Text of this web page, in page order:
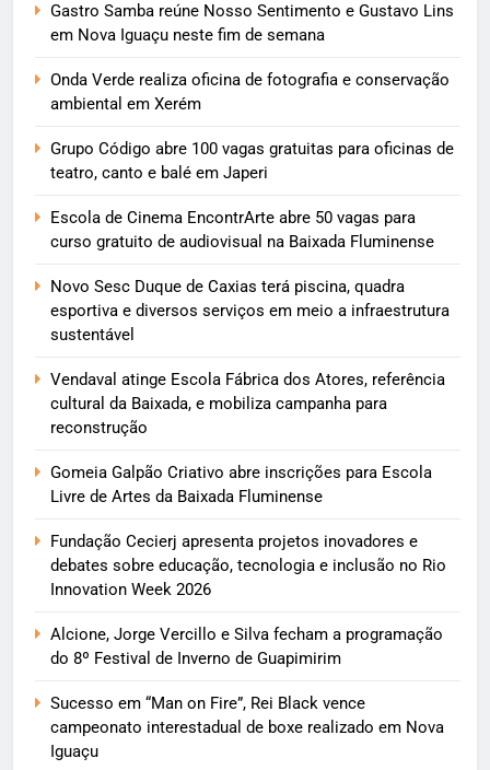
Gastro Samba reúne Nosso Sentimento e Gustavo Lins
em Nova Iguaçu neste fim de semana
Onda Verde realiza oficina de fotografia e conservação
ambiental em Xerém
Grupo Código abre 100 vagas gratuitas para oficinas de
teatro, canto e balé em Japeri
Escola de Cinema EncontrArte abre 50 vagas para
curso gratuito de audiovisual na Baixada Fluminense
Novo Sesc Duque de Caxias terá piscina, quadra
esportiva e diversos serviços em meio a infraestrutura
sustentável
Vendaval atinge Escola Fábrica dos Atores, referência
cultural da Baixada, e mobiliza campanha para
reconstrução
Gomeia Galpão Criativo abre inscrições para Escola
Livre de Artes da Baixada Fluminense
Fundação Cecierj apresenta projetos inovadores e
debates sobre educação, tecnologia e inclusão no Rio
Innovation Week 2026
Alcione, Jorge Vercillo e Silva fecham a programação
do 8º Festival de Inverno de Guapimirim
Sucesso em “Man on Fire”, Rei Black vence
campeonato interestadual de boxe realizado em Nova
Iguaçu